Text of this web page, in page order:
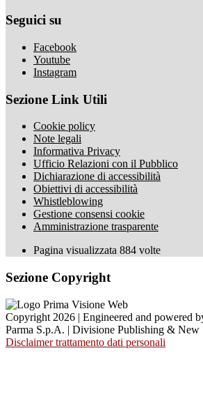
Seguici su
Facebook
Youtube
Instagram
Sezione Link Utili
Cookie policy
Note legali
Informativa Privacy
Ufficio Relazioni con il Pubblico
Dichiarazione di accessibilità
Obiettivi di accessibilità
Whistleblowing
Gestione consensi cookie
Amministrazione trasparente
Pagina visualizzata 884 volte
Sezione Copyright
Copyright 2026 | Engineered and powered
Parma S.p.A. | Divisione Publishing & New
Disclaimer trattamento dati personali